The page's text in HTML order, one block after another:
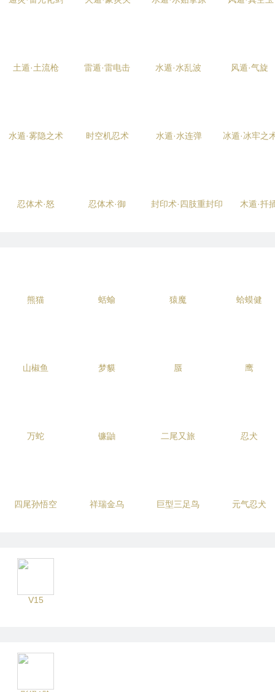
土遁·土流枪 雷遁·雷电击 水遁·水乱波 风遁·气旋
水遁·雾隐之术 时空机忍术 水遁·水连弹 冰遁·冰牢之
忍体术·怒 忍体术·御 封印术·四肢重封印 木遁·扦
熊猫 蛞蝓 猿魔 蛤蟆健
山椒鱼 梦貘 蜃 鹰
万蛇 镰鼬 二尾又旅 忍犬
四尾孙悟空 祥瑞金乌 巨型三足鸟 元气忍犬
V15